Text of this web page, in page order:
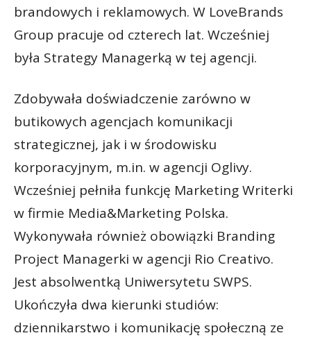
brandowych i reklamowych. W LoveBrands
Group pracuje od czterech lat. Wcześniej
była Strategy Managerką w tej agencji.
Zdobywała doświadczenie zarówno w
butikowych agencjach komunikacji
strategicznej, jak i w środowisku
korporacyjnym, m.in. w agencji Oglivy.
Wcześniej pełniła funkcję Marketing Writerki
w firmie Media&Marketing Polska.
Wykonywała również obowiązki Branding
Project Managerki w agencji Rio Creativo.
Jest absolwentką Uniwersytetu SWPS.
Ukończyła dwa kierunki studiów:
dziennikarstwo i komunikację społeczną ze